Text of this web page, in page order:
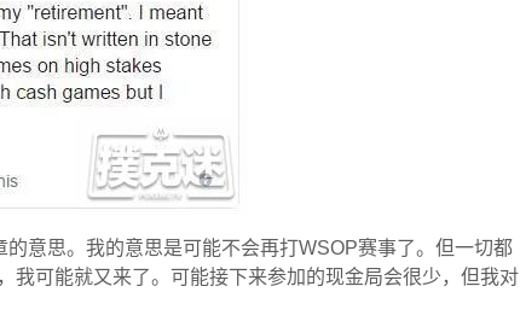
的意思。我的意思是可能不会再打WSOP赛事了。但一切都
我可能就又来了。可能接下来参加的现金局会很少，但我对